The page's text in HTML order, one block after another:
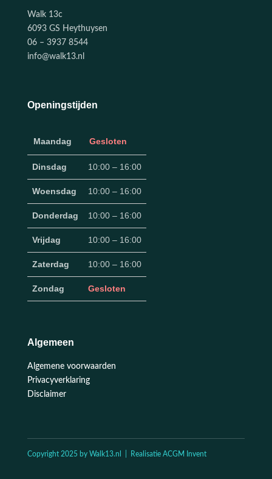
Walk 13c
6093 GS Heythuysen
06 – 3937 8544
info@walk13.nl
Openingstijden
Maandag Gesloten
Dinsdag 10:00 – 16:00
Woensdag 10:00 – 16:00
Donderdag 10:00 – 16:00
Vrijdag 10:00 – 16:00
Zaterdag 10:00 – 16:00
Zondag Gesloten
Algemeen
Algemene voorwaarden
Privacyverklaring
Disclaimer
Copyright 2025 by Walk13.nl | Realisatie ACGM Invent